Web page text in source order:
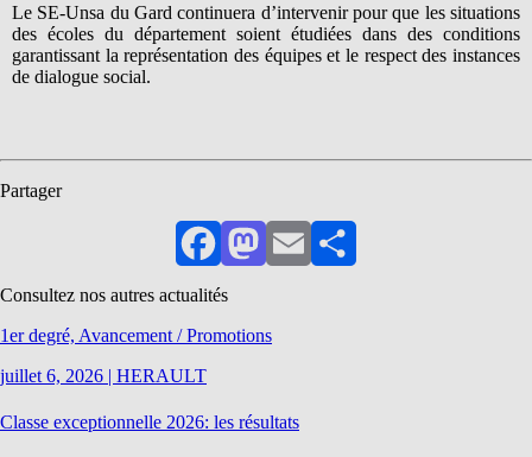
Le SE-Unsa du Gard continuera d’intervenir pour que les situations
des écoles du département soient étudiées dans des conditions
garantissant la représentation des équipes et le respect des instances
de dialogue social.
Partager
FacebookMastodon
EmailPartager
Consultez nos autres actualités
1er degré, Avancement / Promotions
juillet 6, 2026 | HERAULT
Classe exceptionnelle 2026: les résultats